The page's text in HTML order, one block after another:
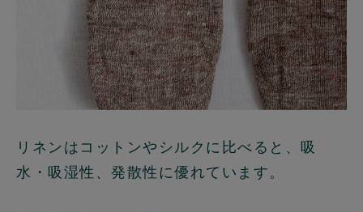
リネンはコットンやシルクに比べると、吸
水・吸湿性、発散性に優れています。